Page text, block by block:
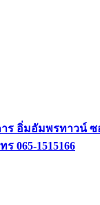
าร อิ่มอัมพรทาวน์
065-1515166